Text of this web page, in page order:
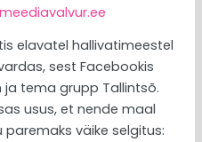
meediavalvur.ee
elavatel hallivatimeestel
sest Facebookis
ja tema grupp Tallintsõ.
usus, et nende maal
väike selgitus: